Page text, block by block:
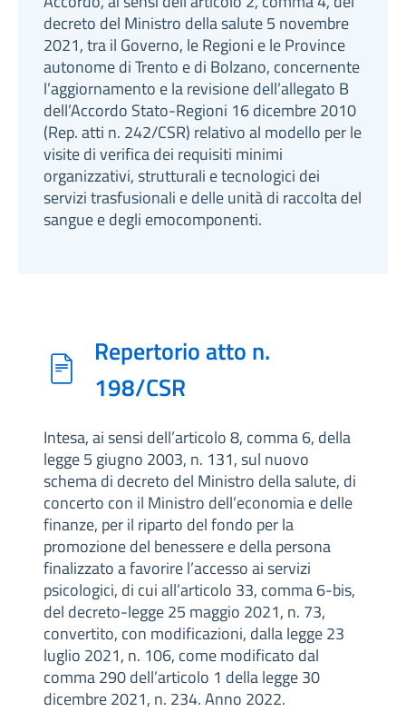
decreto del Ministro della salute 5 novembre
2021, tra il Governo, le Regioni e le Province
autonome di Trento e di Bolzano, concernente
l’aggiornamento e la revisione dell’allegato B
dell’Accordo Stato-Regioni 16 dicembre 2010
(Rep. atti n. 242/CSR) relativo al modello per le
visite di verifica dei requisiti minimi
organizzativi, strutturali e tecnologici dei
servizi trasfusionali e delle unità di raccolta del
sangue e degli emocomponenti.
Repertorio atto n.
198/CSR
Intesa, ai sensi dell’articolo 8, comma 6, della
legge 5 giugno 2003, n. 131, sul nuovo
schema di decreto del Ministro della salute, di
concerto con il Ministro dell’economia e delle
finanze, per il riparto del fondo per la
promozione del benessere e della persona
finalizzato a favorire l’accesso ai servizi
psicologici, di cui all’articolo 33, comma 6-bis,
del decreto-legge 25 maggio 2021, n. 73,
convertito, con modificazioni, dalla legge 23
luglio 2021, n. 106, come modificato dal
comma 290 dell’articolo 1 della legge 30
dicembre 2021, n. 234. Anno 2022.